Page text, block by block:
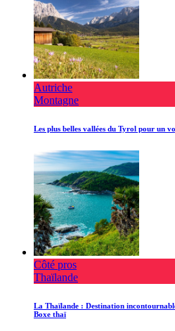
Autriche
Montagne
Les plus belles vallées du Tyrol pour un
Côté pros
Thaïlande
La Thaïlande : Destination
Boxe thaï